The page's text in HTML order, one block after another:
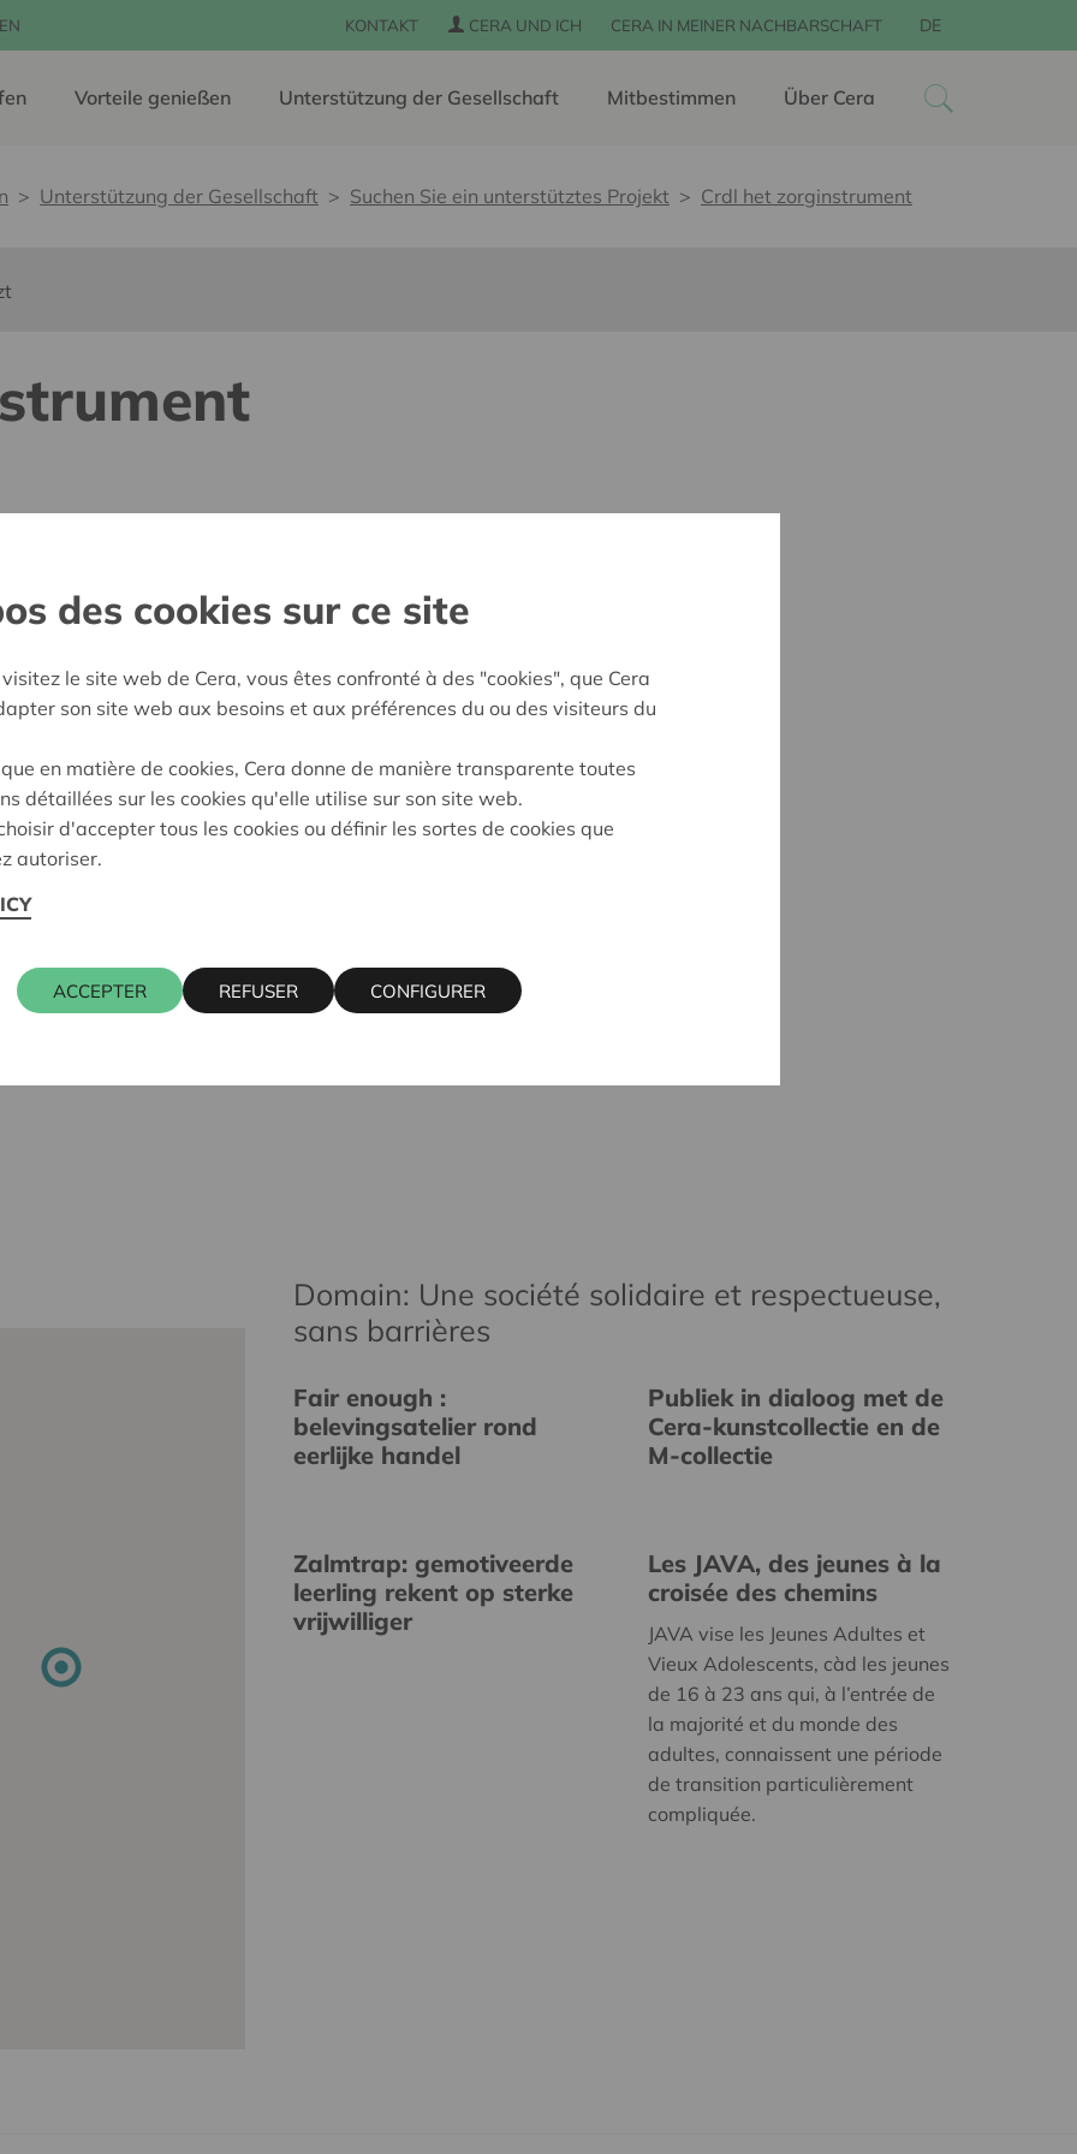
KONTAKT CERA UND ICH CERA IN MEINER NACHBARSCHAFT DE
Vorteile genießen Unterstützung der Gesellschaft Mitbestimmen Über Cera
Unterstützung der Gesellschaft Suchen Sie ein unterstütztes Projekt Crdl het zorginstrument
barrières
Approved
Kontaktperson
016 27 96 74
kris.debruyne@cera.coop
Domain: Une société solidaire et respectueuse,
sans barrières
Fair enough :
belevingsatelier rond
eerlijke handel
Publiek in dialoog met de
Cera-kunstcollectie en de
M-collectie
Zalmtrap: gemotiveerde
leerling rekent op sterke
vrijwilliger
Les JAVA, des jeunes à la
croisée des chemins
JAVA vise les Jeunes Adultes et
Vieux Adolescents, càd les jeunes
de 16 à 23 ans qui, à l’entrée de
la majorité et du monde des
adultes, connaissent une période
de transition particulièrement
compliquée.
des cookies sur ce site
le site web de Cera, vous êtes confronté à des "cookies", que Cera
son site web aux besoins et aux préférences du ou des visiteurs du
en matière de cookies, Cera donne de manière transparente toutes
détaillées sur les cookies qu'elle utilise sur son site web.
d'accepter tous les cookies ou définir les sortes de cookies que
autoriser.
ACCEPTER REFUSER CONFIGURER